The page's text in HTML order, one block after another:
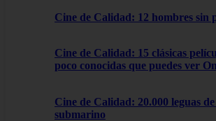
Cine de Calidad: 12 hombres sin
Cine de Calidad: 15 clásicas
poco conocidas que puedes ver
Cine de Calidad: 20.000 leguas
submarino